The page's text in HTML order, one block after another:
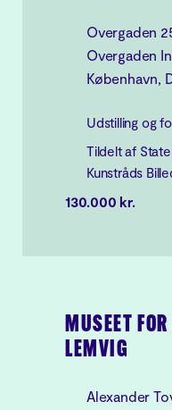
Overgaden
Overgaden
København,
Udstilling og
Tildelt af
Kunstråds
130.000 kr.
MUSEET
LEMVIG
Alexander